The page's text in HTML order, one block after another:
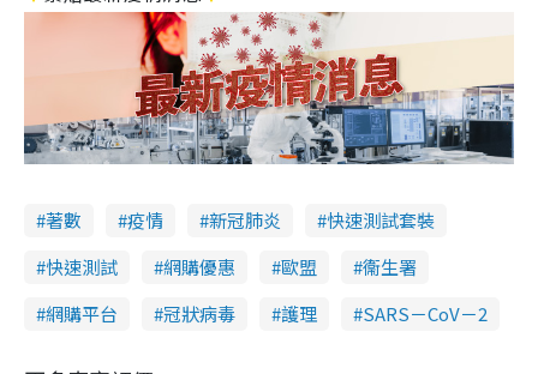
著數 疫情 新冠肺炎
快速測試套裝
快速測試
網購優惠 歐盟
衞生署
網購平台
冠狀病毒 護理 SARS－CoV－2